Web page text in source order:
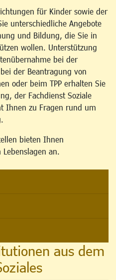
für Kinder sowie der
unterschiedliche Angebote
und Bildung, die Sie in
wollen. Unterstützung
bei der
der Beantragung von
oder beim TPP erhalten Sie
der Fachdienst Soziale
Ihnen zu Fragen rund um
bieten Ihnen
an.
aus dem